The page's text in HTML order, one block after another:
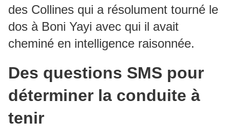
des Collines qui a résolument tourné le
dos à Boni Yayi avec qui il avait
cheminé en intelligence raisonnée.
Des questions SMS pour
déterminer la conduite à
tenir